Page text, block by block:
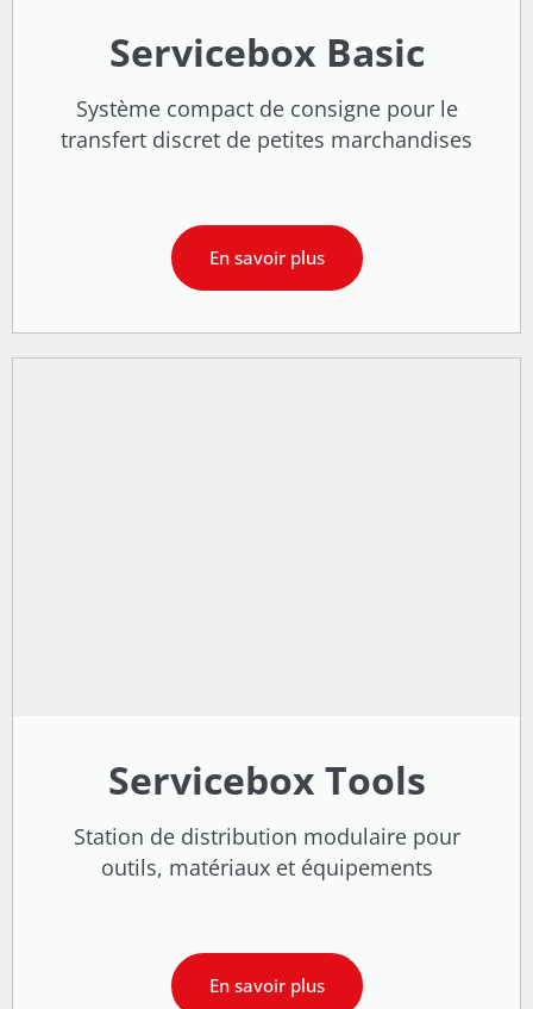
Servicebox Basic
Système compact de consigne pour le
transfert discret de petites marchandises
En savoir plus
Servicebox Tools
Station de distribution modulaire pour
outils, matériaux et équipements
En savoir plus